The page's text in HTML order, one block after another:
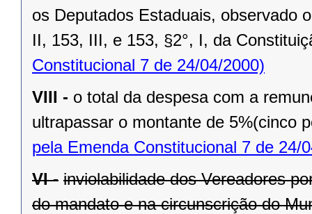
os Deputados Estaduais, observado
II, 153, III, e 153, §2°, I, da
Constitucional 7 de 24/04/2000)
VIII - o total da despesa com a
ultrapassar o montante de 5%(cinco
pela Emenda Constitucional 7 de 24/
VI - inviolabilidade dos Vereadores
do mandato e na circunscrição do